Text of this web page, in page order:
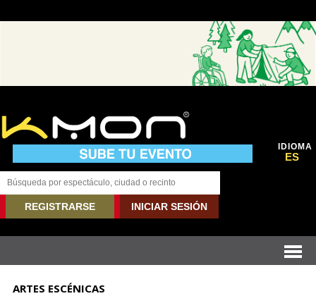
IDIOMA
ES
REGISTRARSE INICIAR SESIÓN
ARTES ESCÉNICAS